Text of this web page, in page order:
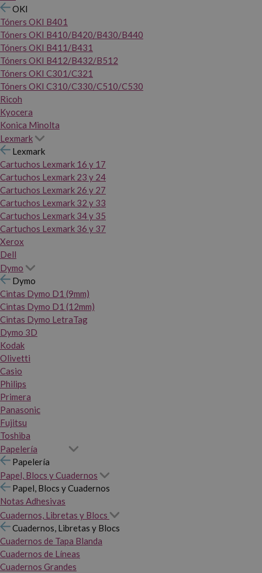
OKI
Tóners OKI B401
Tóners OKI B410/B420/B430/B440
Tóners OKI B411/B431
Tóners OKI B412/B432/B512
Tóners OKI C301/C321
Tóners OKI C310/C330/C510/C530
Ricoh
Kyocera
Konica Minolta
Lexmark
Lexmark
Cartuchos Lexmark 16 y 17
Cartuchos Lexmark 23 y 24
Cartuchos Lexmark 26 y 27
Cartuchos Lexmark 32 y 33
Cartuchos Lexmark 34 y 35
Cartuchos Lexmark 36 y 37
Xerox
Dell
Dymo
Dymo
Cintas Dymo D1 (9mm)
Cintas Dymo D1 (12mm)
Cintas Dymo LetraTag
Dymo 3D
Kodak
Olivetti
Casio
Philips
Primera
Panasonic
Fujitsu
Toshiba
Papelería
Papelería
Papel, Blocs y Cuadernos
Papel, Blocs y Cuadernos
Notas Adhesivas
Cuadernos, Libretas y Blocs
Cuadernos, Libretas y Blocs
Cuadernos de Tapa Blanda
Cuadernos de Líneas
Cuadernos Grandes